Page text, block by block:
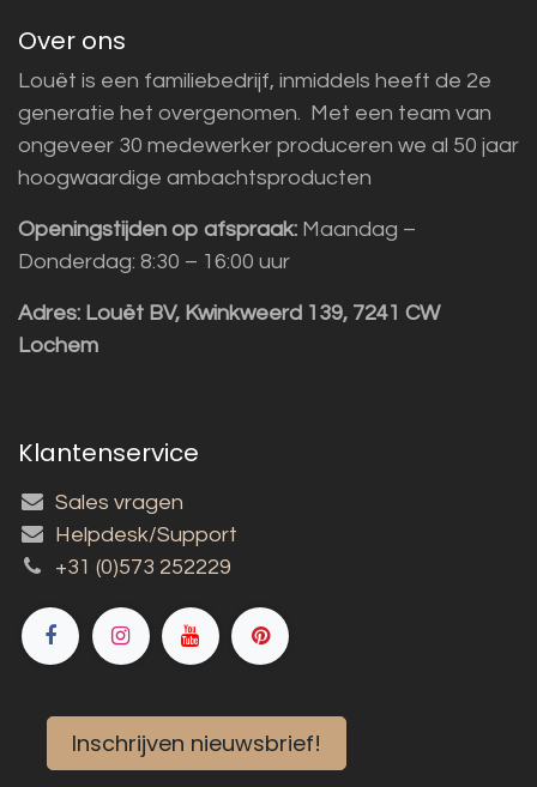
Over ons
Louët is een familiebedrijf, inmiddels heeft de 2e
generatie het overgenomen. Met een team van
ongeveer 30 medewerker produceren we al 50 jaar
hoogwaardige ambachtsproducten
Openingstijden op afspraak: Maandag –
Donderdag: 8:30 – 16:00 uur
Adres: Louët BV, Kwinkweerd 139, 7241 CW
Lochem
Klantenservice
Sales vragen
Helpdesk/Support
+31 (0)573 252229
Inschrijven nieuwsbrief!